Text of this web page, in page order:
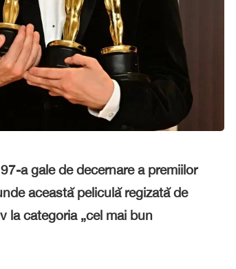
a gale de decernare a premiilor
această peliculă regizată de
la categoria „cel mai bun